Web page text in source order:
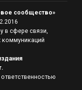
сообщество»
в сфере связи,
коммуникаций